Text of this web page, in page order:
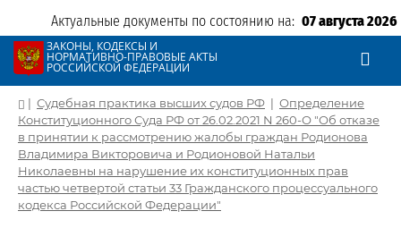
Актуальные документы по состоянию на: 07 августа 2026
ЗАКОНЫ, КОДЕКСЫ И
НОРМАТИВНО-ПРАВОВЫЕ АКТЫ
РОССИЙСКОЙ ФЕДЕРАЦИИ
| Судебная практика высших судов РФ | Определение
Конституционного Суда РФ от 26.02.2021 N 260-О "Об отказе
в принятии к рассмотрению жалобы граждан Родионова
Владимира Викторовича и Родионовой Натальи
Николаевны на нарушение их конституционных прав
частью четвертой статьи 33 Гражданского процессуального
кодекса Российской Федерации"